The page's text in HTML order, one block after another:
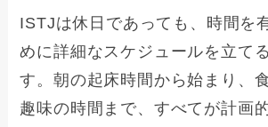
ISTJは休日であっても、時間を
めに詳細なスケジュールを立て
す。朝の起床時間から始まり、
趣味の時間まで、すべてが計画